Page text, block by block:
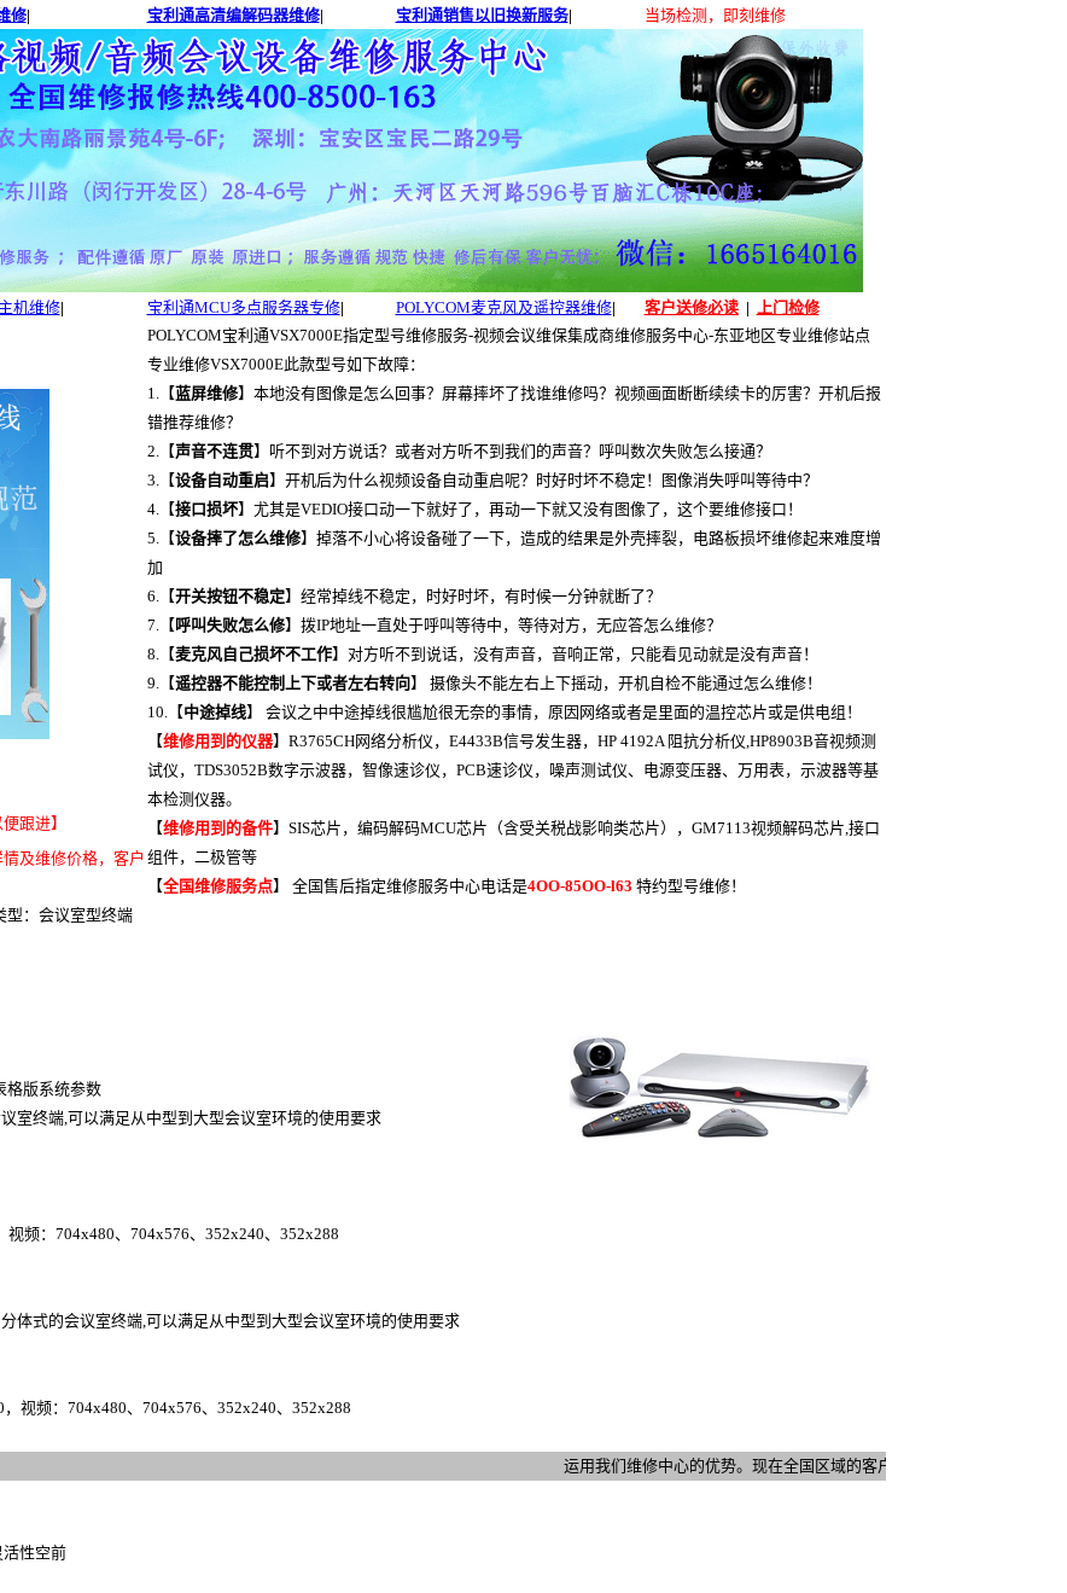
修| 宝利通高清编解码器维修| 宝利通销售以旧换新服务| 当场检测，即刻维修
机维修| 宝利通MCU多点服务器专修| POLYCOM麦克风及遥控器维修| 客户送修必读 | 上门检修
POLYCOM宝利通VSX7000E指定型号维修服务-视频会议维保集成商维修服务中心-东亚地区专业维修站点
专业维修VSX7000E此款型号如下故障：
1.【蓝屏维修】本地没有图像是怎么回事？屏幕摔坏了找谁维修吗？视频画面断断续续卡的厉害？开机后报
错推荐维修？
2.【声音不连贯】听不到对方说话？或者对方听不到我们的声音？呼叫数次失败怎么接通？
3.【设备自动重启】开机后为什么视频设备自动重启呢？时好时坏不稳定！图像消失呼叫等待中？
4.【接口损坏】尤其是VEDIO接口动一下就好了，再动一下就又没有图像了，这个要维修接口！
5.【设备摔了怎么维修】掉落不小心将设备碰了一下，造成的结果是外壳摔裂，电路板损坏维修起来难度增
加
6.【开关按钮不稳定】经常掉线不稳定，时好时坏，有时候一分钟就断了？
7.【呼叫失败怎么修】拨IP地址一直处于呼叫等待中，等待对方，无应答怎么维修？
8.【麦克风自己损坏不工作】对方听不到说话，没有声音，音响正常，只能看见动就是没有声音！
9.【遥控器不能控制上下或者左右转向】 摄像头不能左右上下摇动，开机自检不能通过怎么维修！
10.【中途掉线】 会议之中中途掉线很尴尬很无奈的事情，原因网络或者是里面的温控芯片或是供电组！
【维修用到的仪器】R3765CH网络分析仪，E4433B信号发生器，HP 4192A 阻抗分析仪,HP8903B音视频测
试仪，TDS3052B数字示波器，智像速诊仪，PCB速诊仪，噪声测试仪、电源变压器、万用表，示波器等基
本检测仪器。
【维修用到的备件】SIS芯片，编码解码MCU芯片（含受关税战影响类芯片），GM7113视频解码芯片,接口
组件，二极管等
【全国维修服务点】 全国售后指定维修服务中心电话是4OO-85OO-l63 特约型号维修！
跟进】
及维修价格，客户
型：会议室型终端
格版系统参数
室终端,可以满足从中型到大型会议室环境的使用要求
频：704x480、704x576、352x240、352x288
体式的会议室终端,可以满足从中型到大型会议室环境的使用要求
视频：704x480、704x576、352x240、352x288
运用我们维修中心的优势。现在全国区域的客户购买设备者，均可以加
性空前